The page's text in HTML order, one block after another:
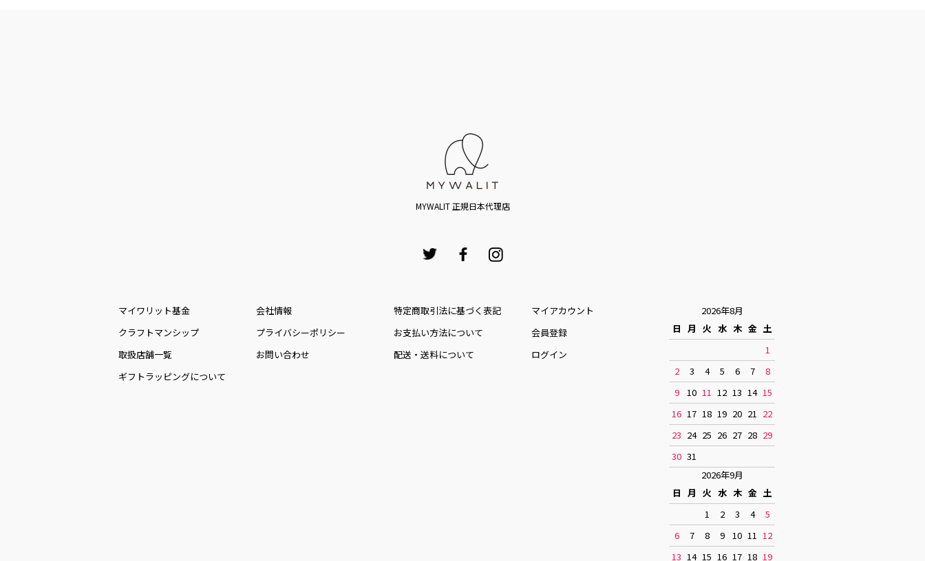
MYWALIT 正規日本代理店
マイワリット基金
クラフトマンシップ
取扱店舗一覧
ギフトラッピングについて
会社情報
プライバシーポリシー
お問い合わせ
特定商取引法に基づく表記
お⽀払い⽅法について
配送・送料について
マイアカウント
会員登録
ログイン
2026年8月
日 月 火 水 木 金 土
1
2
3 4 5 6 7
8
9
10 11 12 13 14 15
16 17 18 19 20 21 22
23 24 25 26 27 28 29
30 31
2026年9月
日 月 火 水 木 金 土
1
2 3 4
5
6
7 8 9 10 11 12
13 14 15 16 17 18 19